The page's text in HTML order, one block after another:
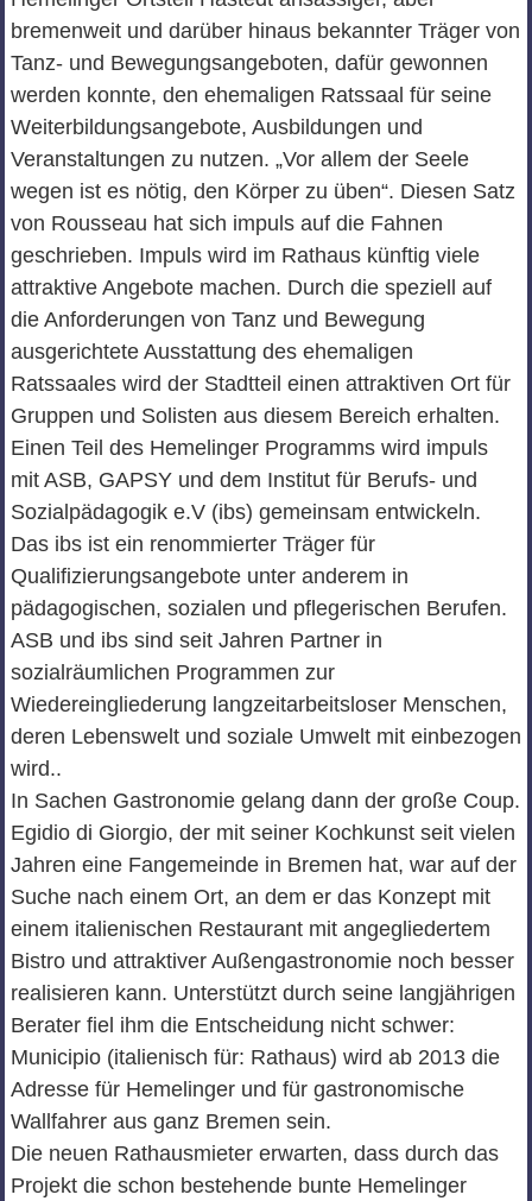
bremenweit und darüber hinaus bekannter Träger von
Tanz- und Bewegungsangeboten, dafür gewonnen
werden konnte, den ehemaligen Ratssaal für seine
Weiterbildungsangebote, Ausbildungen und
Veranstaltungen zu nutzen. „Vor allem der Seele
wegen ist es nötig, den Körper zu üben“. Diesen Satz
von Rousseau hat sich impuls auf die Fahnen
geschrieben. Impuls wird im Rathaus künftig viele
attraktive Angebote machen. Durch die speziell auf
die Anforderungen von Tanz und Bewegung
ausgerichtete Ausstattung des ehemaligen
Ratssaales wird der Stadtteil einen attraktiven Ort für
Gruppen und Solisten aus diesem Bereich erhalten.
Einen Teil des Hemelinger Programms wird impuls
mit ASB, GAPSY und dem Institut für Berufs- und
Sozialpädagogik e.V (ibs) gemeinsam entwickeln.
Das ibs ist ein renommierter Träger für
Qualifizierungsangebote unter anderem in
pädagogischen, sozialen und pflegerischen Berufen.
ASB und ibs sind seit Jahren Partner in
sozialräumlichen Programmen zur
Wiedereingliederung langzeitarbeitsloser Menschen,
deren Lebenswelt und soziale Umwelt mit einbezogen
wird..
In Sachen Gastronomie gelang dann der große Coup.
Egidio di Giorgio, der mit seiner Kochkunst seit vielen
Jahren eine Fangemeinde in Bremen hat, war auf der
Suche nach einem Ort, an dem er das Konzept mit
einem italienischen Restaurant mit angegliedertem
Bistro und attraktiver Außengastronomie noch besser
realisieren kann. Unterstützt durch seine langjährigen
Berater fiel ihm die Entscheidung nicht schwer:
Municipio (italienisch für: Rathaus) wird ab 2013 die
Adresse für Hemelinger und für gastronomische
Wallfahrer aus ganz Bremen sein.
Die neuen Rathausmieter erwarten, dass durch das
Projekt die schon bestehende bunte Hemelinger